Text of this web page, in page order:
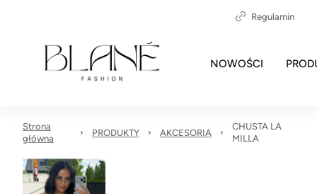
Regulamin
NOWOŚCI
Strona
główna
PRODUKTY AKCESORIA
CHUSTA LA
MILLA